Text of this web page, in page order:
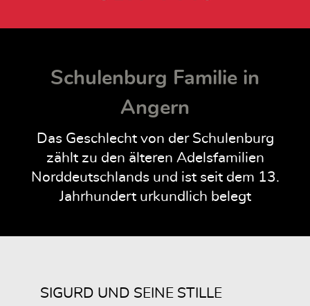
Schulenburg Familie in
Angern
Das Geschlecht von der Schulenburg
zählt zu den älteren Adelsfamilien
Norddeutschlands und ist seit dem 13.
Jahrhundert urkundlich belegt
SIGURD UND SEINE STILLE